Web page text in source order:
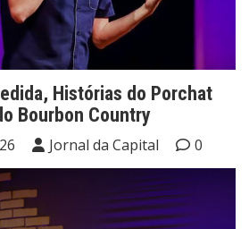
Histórias do Porchat
Bourbon Country
Jornal da Capital 0